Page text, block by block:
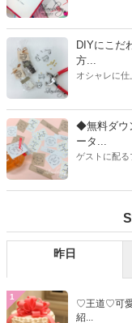
袋で用意し
ください。
伝いが少しで
DIYにこだ
方...
オシャレに仕
ールなどに
り、付ける
◆無料ダウ
ータ...
ゲストに配る
か？今回の
るプレ花嫁
昨日
1
♡王道♡可愛
紹...